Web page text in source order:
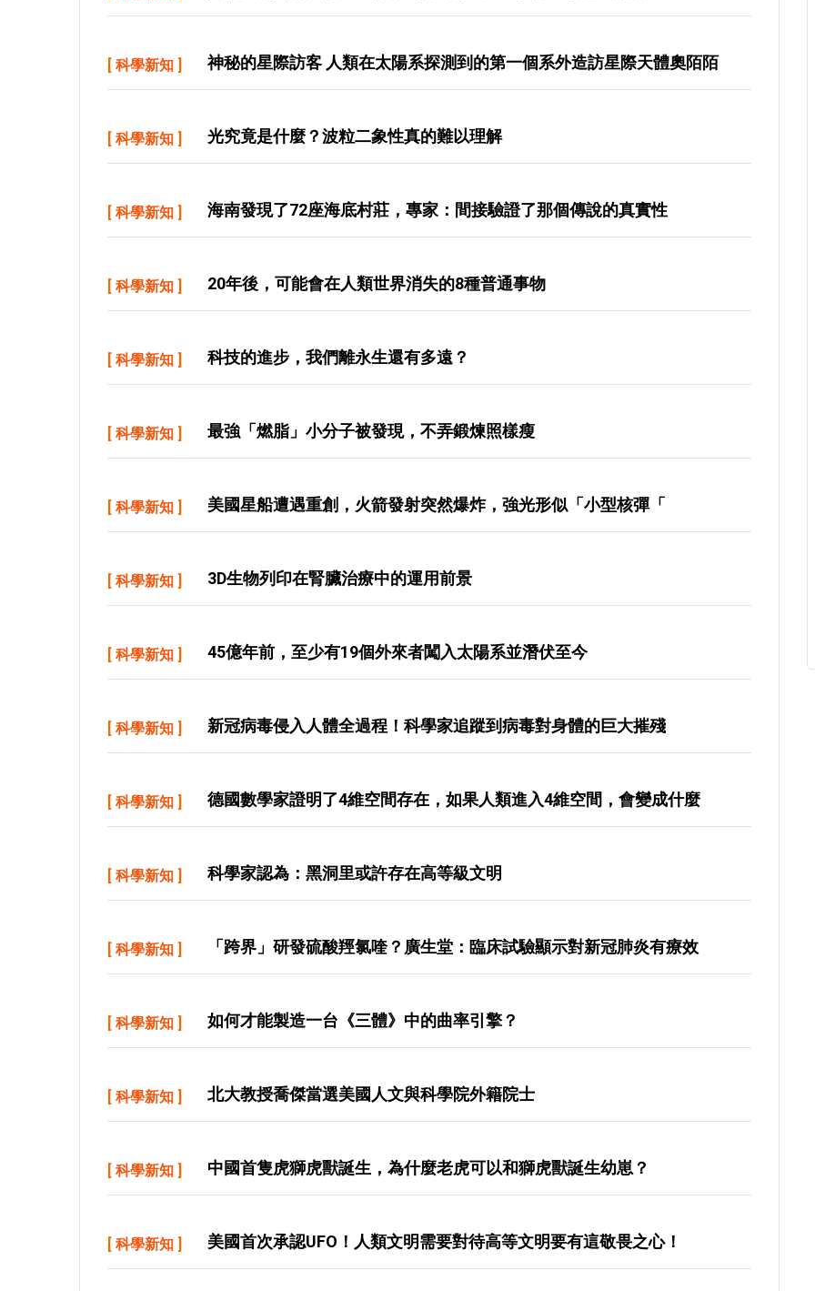
[ 科學新知 ] 神秘的星際訪客 人類在太陽系探測到的第一個系外造訪星際天體奧陌陌
[ 科學新知 ] 光究竟是什麼？波粒二象性真的難以理解
[ 科學新知 ] 海南發現了72座海底村莊，專家：間接驗證了那個傳說的真實性
[ 科學新知 ] 20年後，可能會在人類世界消失的8種普通事物
[ 科學新知 ] 科技的進步，我們離永生還有多遠？
[ 科學新知 ] 最強「燃脂」小分子被發現，不弄鍛煉照樣瘦
[ 科學新知 ] 美國星船遭遇重創，火箭發射突然爆炸，強光形似「小型核彈「
[ 科學新知 ] 3D生物列印在腎臟治療中的運用前景
[ 科學新知 ] 45億年前，至少有19個外來者闖入太陽系並潛伏至今
[ 科學新知 ] 新冠病毒侵入人體全過程！科學家追蹤到病毒對身體的巨大摧殘
[ 科學新知 ] 德國數學家證明了4維空間存在，如果人類進入4維空間，會變成什麼
[ 科學新知 ] 科學家認為：黑洞里或許存在高等級文明
[ 科學新知 ] 「跨界」研發硫酸羥氯喹？廣生堂：臨床試驗顯示對新冠肺炎有療效
[ 科學新知 ] 如何才能製造一台《三體》中的曲率引擎？
[ 科學新知 ] 北大教授喬傑當選美國人文與科學院外籍院士
[ 科學新知 ] 中國首隻虎獅虎獸誕生，為什麼老虎可以和獅虎獸誕生幼崽？
[ 科學新知 ] 美國首次承認UFO！人類文明需要對待高等文明要有這敬畏之心！